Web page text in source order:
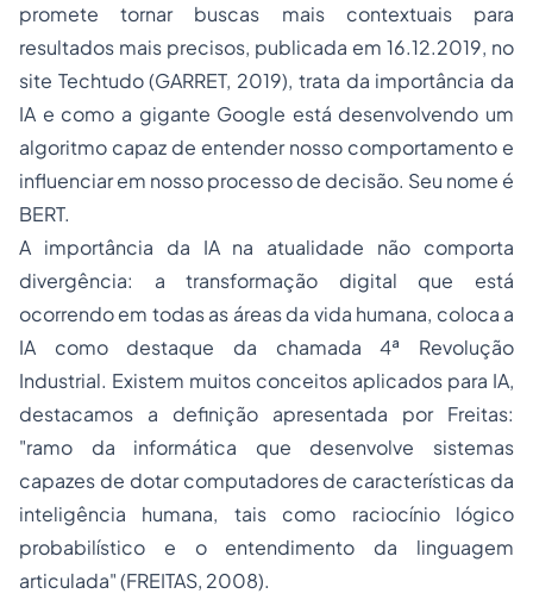
promete tornar buscas mais contextuais para
resultados mais precisos, publicada em 16.12.2019, no
site Techtudo (GARRET, 2019), trata da importância da
IA e como a gigante Google está desenvolvendo um
algoritmo capaz de entender nosso comportamento e
influenciar em nosso processo de decisão. Seu nome é
BERT.
A importância da IA na atualidade não comporta
divergência: a transformação digital que está
ocorrendo em todas as áreas da vida humana, coloca a
IA como destaque da chamada 4ª Revolução
Industrial. Existem muitos conceitos aplicados para IA,
destacamos a definição apresentada por Freitas:
"ramo da informática que desenvolve sistemas
capazes de dotar computadores de características da
inteligência humana, tais como raciocínio lógico
probabilístico e o entendimento da linguagem
articulada" (FREITAS, 2008).